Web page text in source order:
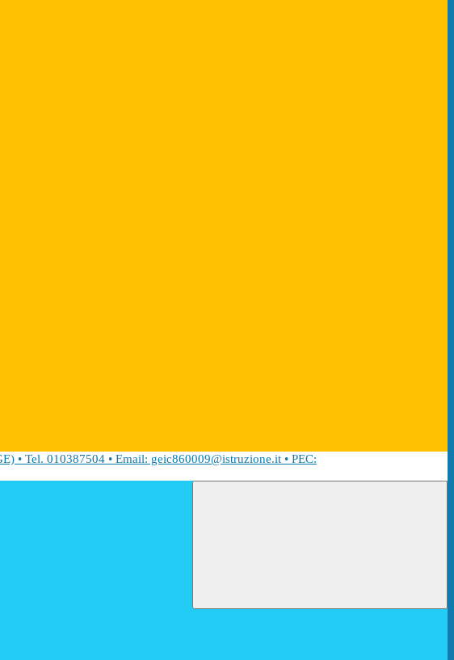
• Tel. 010387504 • Email: geic860009@istruzione.it • PEC: